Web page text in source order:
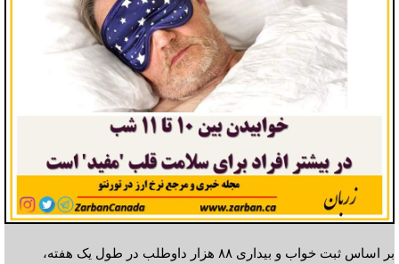
بر اساس ثبت خواب و بیداری ۸۸ هزار داوطلب در طول یک هفته،